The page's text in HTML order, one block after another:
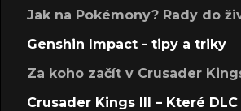
Jak na Pokémony? Rady do
Genshin Impact - tipy a triky
Za koho začít v Crusader
Crusader Kings III – Které